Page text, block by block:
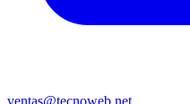
ventas@tecnoweb.net